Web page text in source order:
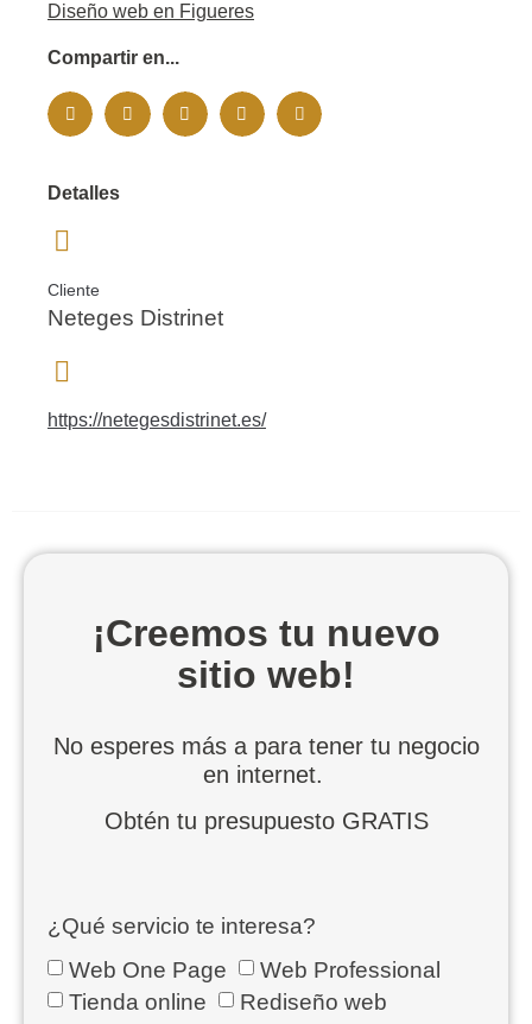
Diseño web en Figueres
Compartir en...
Detalles
Cliente
Neteges Distrinet
https://netegesdistrinet.es/
¡Creemos tu nuevo
sitio web!
No esperes más a para tener tu negocio
en internet.
Obtén tu presupuesto GRATIS
¿Qué servicio te interesa?
Web One Page
Web Professional
Tienda online
Rediseño web